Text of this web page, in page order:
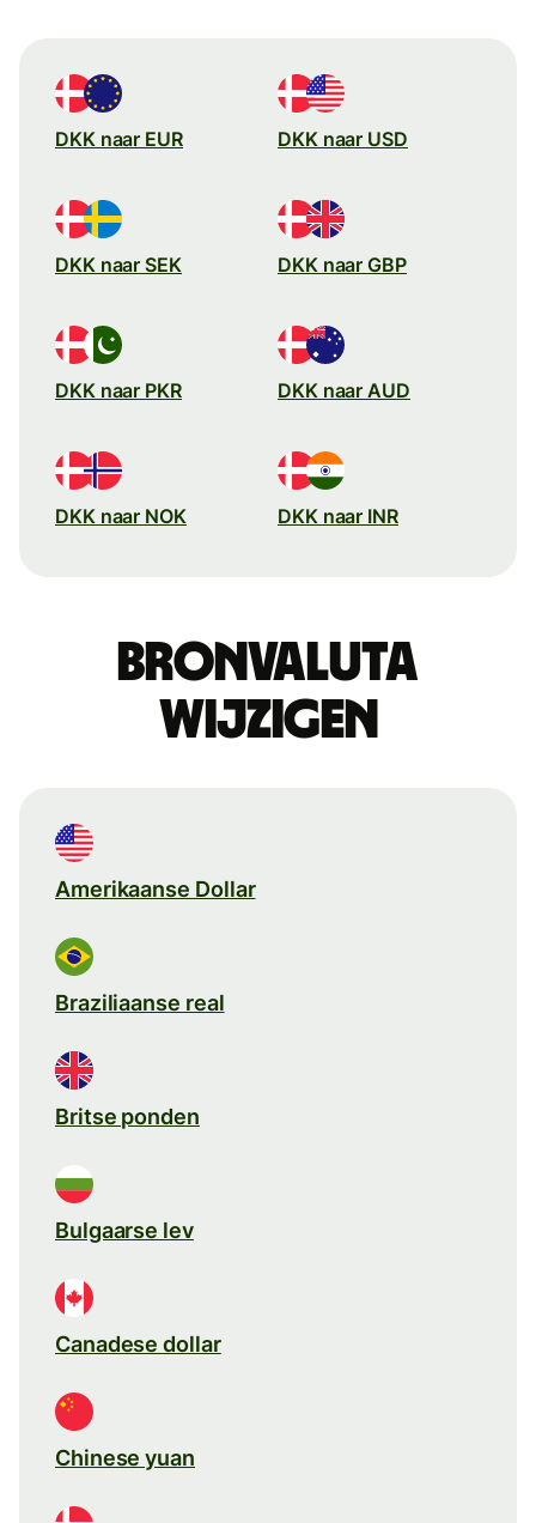
DKK naar EUR DKK naar USD
DKK naar SEK DKK naar GBP
DKK naar PKR DKK naar AUD
DKK naar NOK DKK naar INR
Bronvaluta
wijzigen
Amerikaanse Dollar
Braziliaanse real
Britse ponden
Bulgaarse lev
Canadese dollar
Chinese yuan